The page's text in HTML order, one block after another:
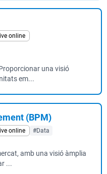
online
una visió
em...
(BPM)
online #Data
amb una visió àmplia
...